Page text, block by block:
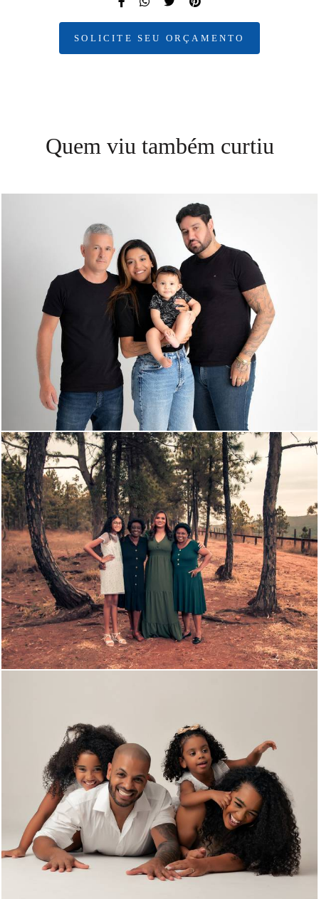
SOLICITE SEU ORÇAMENTO
Quem viu também curtiu
482
1276 0
726 0